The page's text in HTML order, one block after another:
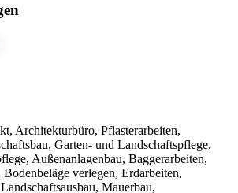
Architekturbüro, Pflasterarbeiten,
Garten- und Landschaftspflege,
Außenanlagenbau, Baggerarbeiten,
verlegen, Erdarbeiten,
Mauerbau,